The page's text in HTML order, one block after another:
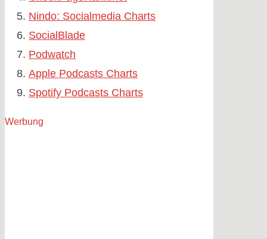
Nindo: Socialmedia Charts
SocialBlade
Podwatch
Apple Podcasts Charts
Spotify Podcasts Charts
Werbung